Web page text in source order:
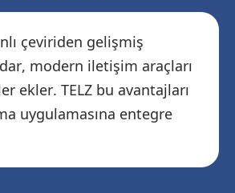
çeviriden gelişmiş
modern iletişim araçları
ekler. TELZ bu avantajları
uygulamasına entegre